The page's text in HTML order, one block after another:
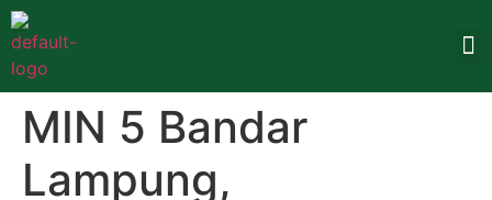
MIN 5 Bandar
Lampung,